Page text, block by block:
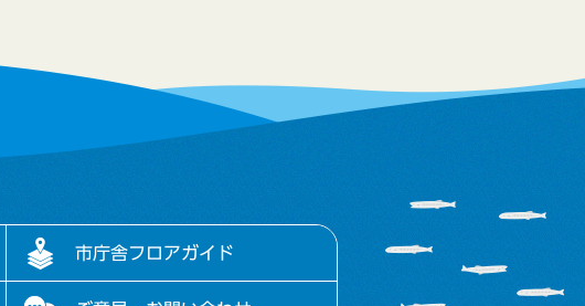
市庁舎フロアガイド